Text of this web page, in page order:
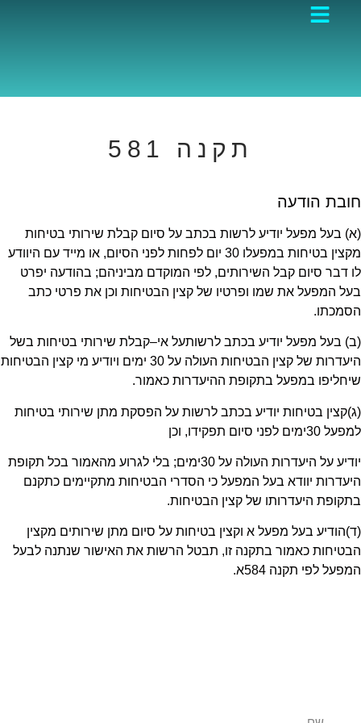
תקנה 581
חובת הודעה
(א) בעל מפעל יודיע לרשות בכתב על סיום קבלת שירותי בטיחות
מקצין בטיחות במפעלו 30 יום לפחות לפני הסיום, או מייד עם היוודע
לו דבר סיום קבל השירותים, לפי המוקדם מביניהם; בהודעה יפרט
בעל המפעל את שמו ופרטיו של קצין הבטיחות וכן את פרטי כתב
הסמכתו.
(ב) בעל מפעל יודיע בכתב לרשותעל אי–קבלת שירותי בטיחות בשל
היעדרות של קצין הבטיחות העולה על 30 ימים ויודיע מי קצין הבטיחות
שיחליפו במפעל בתקופת ההיעדרות כאמור.
)ג)קצין בטיחות יודיע בכתב לרשות על הפסקת מתן שירותי בטיחות
למפעל 30ימים לפני סיום תפקידו, וכן
יודיע על היעדרות העולה על 30ימים; בלי לגרוע מהאמור בכל תקופת
היעדרות יוודא בעל המפעל כי הסדרי הבטיחות מתקיימים כתקנם
בתקופת היעדרותו של קצין הבטיחות.
)ד)הודיע בעל מפעל א וקצין בטיחות על סיום מתן שירותים מקצין
הבטיחות כאמור בתקנה זו, תבטל הרשות את האישור שנתנה לבעל
המפעל לפי תקנה 584א.